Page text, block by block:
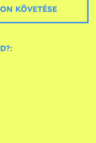
KÖVETÉSE